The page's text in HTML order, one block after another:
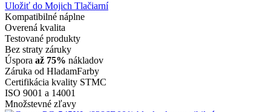
Uložiť do Mojich Tlačiarní
Kompatibilné náplne
Overená kvalita
Testované produkty
Bez straty záruky
Úspora až 75% nákladov
Záruka od HladamFarby
Certifikácia kvality STMC
ISO 9001 a 14001
Množstevné zľavy